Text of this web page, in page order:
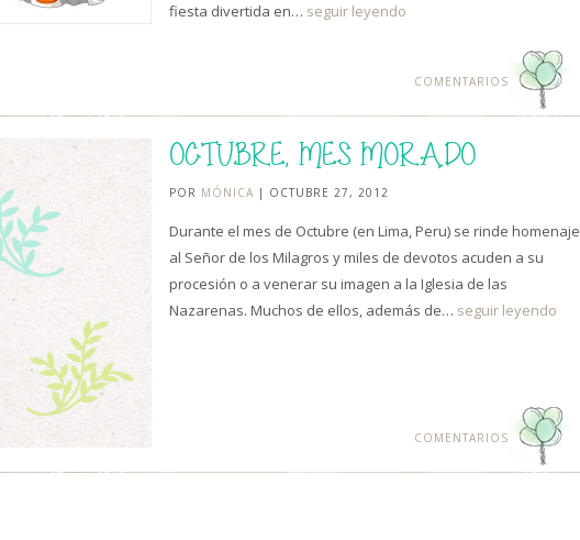
fiesta divertida en… seguir leyendo
COMENTARIOS
OCTUBRE, MES MORADO
POR MÓNICA | OCTUBRE 27, 2012
Durante el mes de Octubre (en Lima, Peru) se rinde homenaje
al Señor de los Milagros y miles de devotos acuden a su
procesión o a venerar su imagen a la Iglesia de las
Nazarenas. Muchos de ellos, además de… seguir leyendo
COMENTARIOS